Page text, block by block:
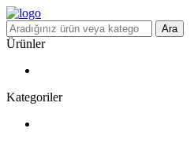
Ara
Ürünler
Kategoriler